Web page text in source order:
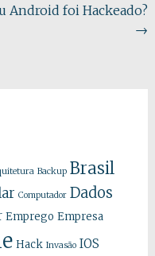
Android foi Hackeado?
→
Backup Brasil
Computador Dados
Emprego Empresa
Hack Invasão IOS